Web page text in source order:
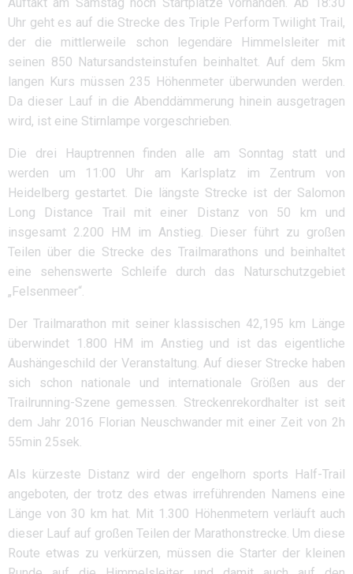
Uhr geht es auf die Strecke des Triple Perform Twilight Trail,
der die mittlerweile schon legendäre Himmelsleiter mit
seinen 850 Natursandsteinstufen beinhaltet. Auf dem 5km
langen Kurs müssen 235 Höhenmeter überwunden werden.
Da dieser Lauf in die Abenddämmerung hinein ausgetragen
wird, ist eine Stirnlampe vorgeschrieben.
Die drei Hauptrennen finden alle am Sonntag statt und
werden um 11:00 Uhr am Karlsplatz im Zentrum von
Heidelberg gestartet. Die längste Strecke ist der Salomon
Long Distance Trail mit einer Distanz von 50 km und
insgesamt 2.200 HM im Anstieg. Dieser führt zu großen
Teilen über die Strecke des Trailmarathons und beinhaltet
eine sehenswerte Schleife durch das Naturschutzgebiet
„Felsenmeer“.
Der Trailmarathon mit seiner klassischen 42,195 km Länge
überwindet 1.800 HM im Anstieg und ist das eigentliche
Aushängeschild der Veranstaltung. Auf dieser Strecke haben
sich schon nationale und internationale Größen aus der
Trailrunning-Szene gemessen. Streckenrekordhalter ist seit
dem Jahr 2016 Florian Neuschwander mit einer Zeit von 2h
55min 25sek.
Als kürzeste Distanz wird der engelhorn sports Half-Trail
angeboten, der trotz des etwas irreführenden Namens eine
Länge von 30 km hat. Mit 1.300 Höhenmetern verläuft auch
dieser Lauf auf großen Teilen der Marathonstrecke. Um diese
Route etwas zu verkürzen, müssen die Starter der kleinen